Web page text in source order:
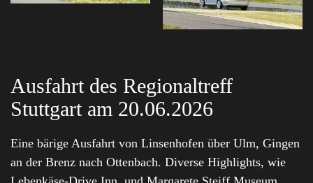
Ausfahrt des Regionaltreff
Stuttgart am 20.06.2026
Eine bärige Ausfahrt von Linsenhofen über Ulm, Gingen
an der Brenz nach Ottenbach. Diverse Highlights, wie